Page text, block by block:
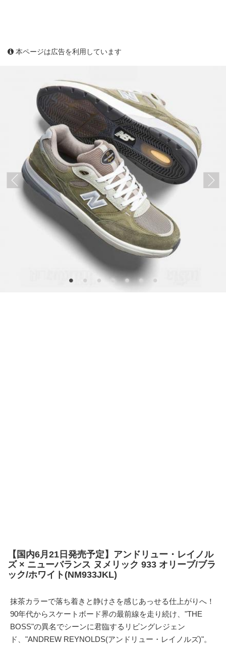
本ページは広告を利用しています
【国内6月21日発売予定】アンドリュー・レイノル
ズ × ニューバランス ヌメリック 933 オリーブ/ブラ
ック/ホワイト(NM933JKL)
抹茶カラーで落ち着きと静けさを感じあっせる仕上がりへ！
90年代からスケートボード界の最前線を走り続け、"THE
BOSS"の異名でシーンに君臨するリビングレジェン
ド、"ANDREW REYNOLDS(アンドリュー・レイノルズ)"。